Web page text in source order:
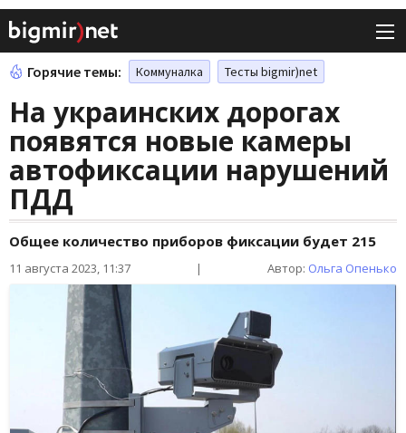
Горячие темы: Коммуналка Тесты bigmir)net
На украинских дорогах
появятся новые камеры
автофиксации нарушений
ПДД
Общее количество приборов фиксации будет 215
11 августа 2023, 11:37 | Автор: Ольга Опенько